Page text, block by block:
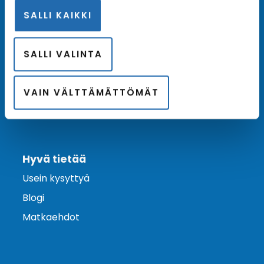
SALLI KAIKKI
SALLI VALINTA
VAIN VÄLTTÄMÄTTÖMÄT
Ota yhteyttä
Asiakaspalvelu
Lähetä tarjouspyyntö
Varaa risteily
Hyvä tietää
Usein kysyttyä
Blogi
Matkaehdot